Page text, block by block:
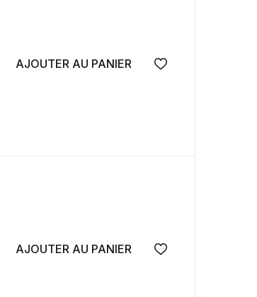
AJOUTER AU PANIER
Ajouter à la
AJOUTER AU PANIER
Ajouter à la